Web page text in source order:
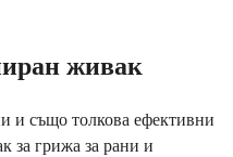
живак
и също толкова ефективни
за грижа за рани и